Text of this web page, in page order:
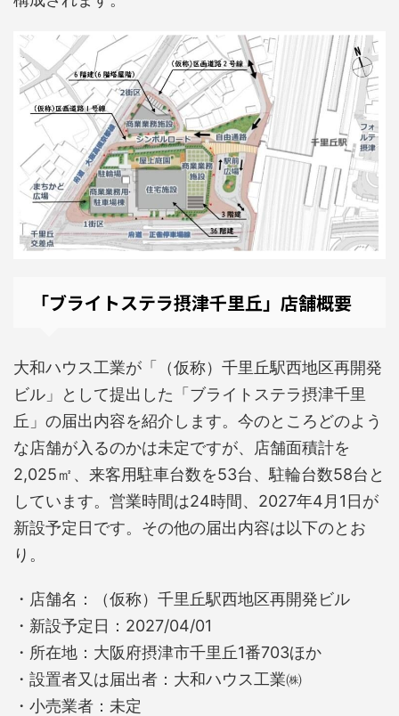
「ブライトステラ摂津千里丘」店舗概要
大和ハウス工業が「（仮称）千里丘駅西地区再開発
ビル」として提出した「ブライトステラ摂津千里
丘」の届出内容を紹介します。今のところどのよう
な店舗が入るのかは未定ですが、店舗面積計を
2,025㎡、来客用駐車台数を53台、駐輪台数58台と
しています。営業時間は24時間、2027年4月1日が
新設予定日です。その他の届出内容は以下のとお
り。
・店舗名：（仮称）千里丘駅西地区再開発ビル
・新設予定日：2027/04/01
・所在地：大阪府摂津市千里丘1番703ほか
・設置者又は届出者：大和ハウス工業㈱
・小売業者：未定